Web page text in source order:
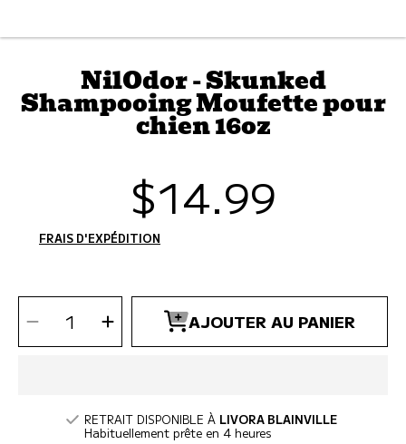
NilOdor - Skunked
Shampooing Moufette pour
chien 16oz
Prix
$14.99
FRAIS D'EXPÉDITION
SÉLECTIONNEZ
QUANTITÉ
Diminuer
la
quantité
pour
pour
chien
16oz
Augmenter
la
quantité
pour
pour
chien
16oz
AJOUTER AU PANIER
RETRAIT DISPONIBLE À LIVORA BLAINVILLE
Habituellement prête en 4 heures